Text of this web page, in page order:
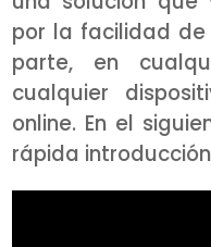
por la facilidad
parte, en
cualquier
online. En el
rápida